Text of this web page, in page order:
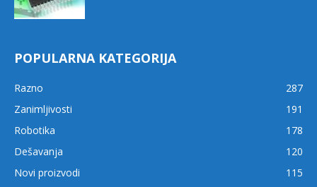
POPULARNA KATEGORIJA
Razno
287
Zanimljivosti
191
Robotika
178
Dešavanja
120
Novi proizvodi
115